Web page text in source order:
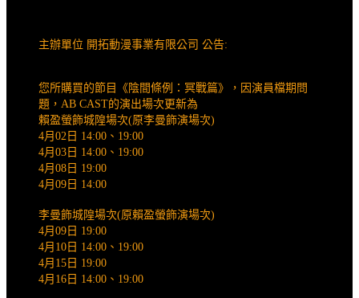
主辦單位 開拓動漫事業有限公司 公告:
您所購買的節目《陰間條例：冥戰篇》，因演員檔期問
題，AB CAST的演出場次更新為
賴盈螢飾城隍場次(原李曼飾演場次)
4月02日 14:00、19:00
4月03日 14:00、19:00
4月08日 19:00
4月09日 14:00
李曼飾城隍場次(原賴盈螢飾演場次)
4月09日 19:00
4月10日 14:00、19:00
4月15日 19:00
4月16日 14:00、19:00